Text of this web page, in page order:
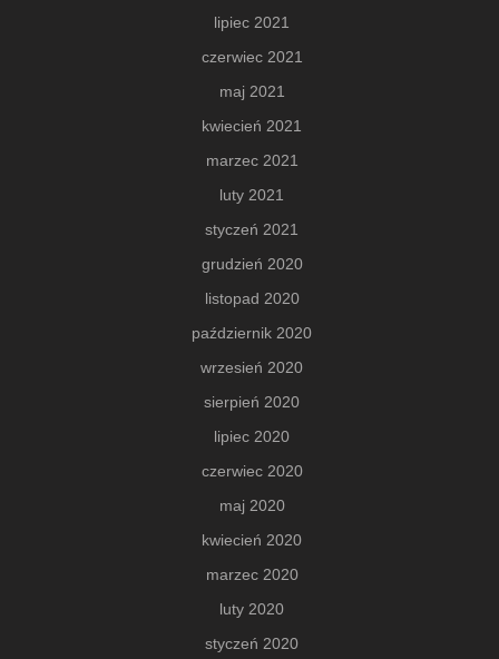
lipiec 2021
czerwiec 2021
maj 2021
kwiecień 2021
marzec 2021
luty 2021
styczeń 2021
grudzień 2020
listopad 2020
październik 2020
wrzesień 2020
sierpień 2020
lipiec 2020
czerwiec 2020
maj 2020
kwiecień 2020
marzec 2020
luty 2020
styczeń 2020